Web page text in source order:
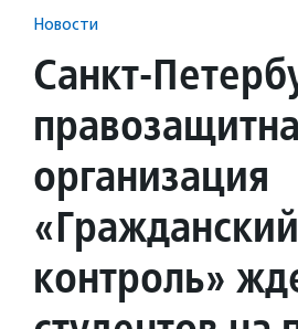
Новости
Санкт-
организация
«Гражданский
контроль»